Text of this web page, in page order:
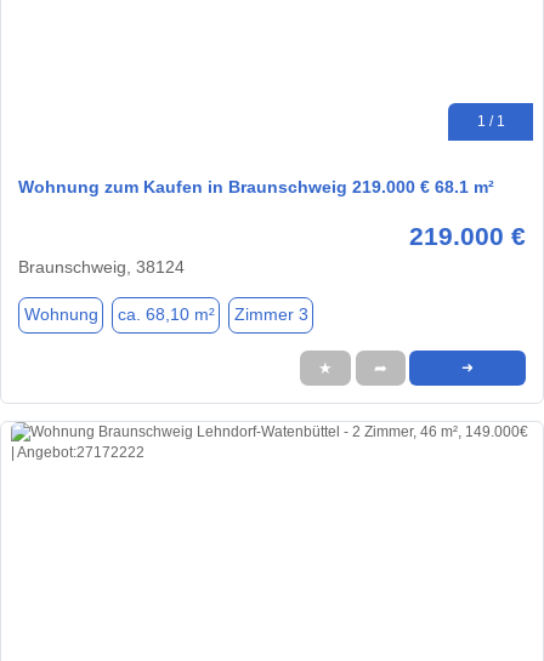
1 / 1
Wohnung zum Kaufen in Braunschweig 219.000 € 68.1 m²
219.000 €
Braunschweig, 38124
Wohnung ca. 68,10 m² Zimmer 3
★ ➦ ➜